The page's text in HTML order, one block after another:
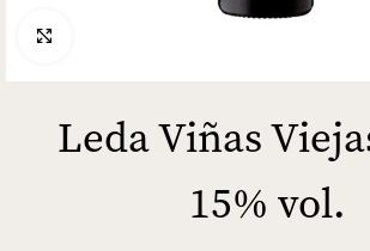
Leda Viñas
15% vol.